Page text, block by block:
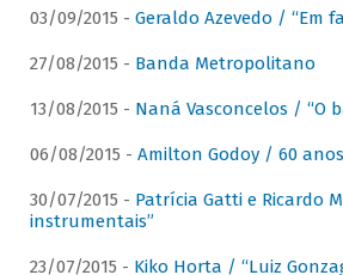
03/09/2015 - Geraldo Azevedo / “Em
27/08/2015 - Banda Metropolitano
13/08/2015 - Naná Vasconcelos / “O
06/08/2015 - Amilton Godoy / 60
30/07/2015 - Patrícia Gatti e Ricardo
instrumentais”
23/07/2015 - Kiko Horta / “Luiz